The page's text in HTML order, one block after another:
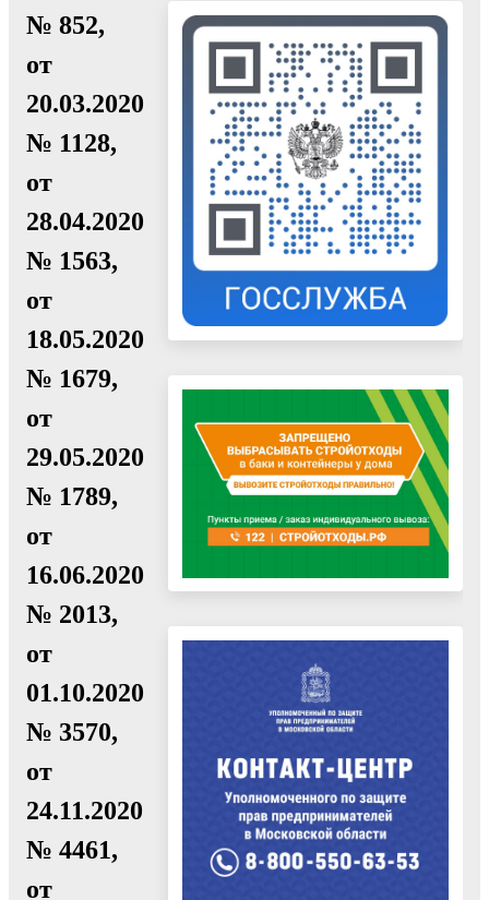
№ 852,
от
20.03.2020
№ 1128,
от
28.04.2020
№ 1563,
от
18.05.2020
№ 1679,
от
29.05.2020
№ 1789,
от
16.06.2020
№ 2013,
от
01.10.2020
№ 3570,
от
24.11.2020
№ 4461,
от